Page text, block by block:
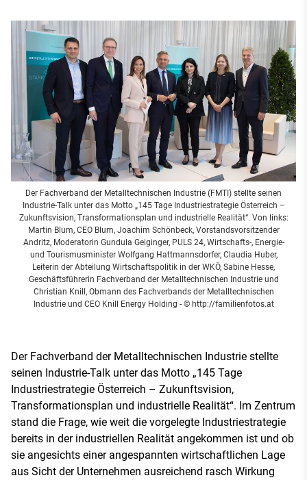
Der Fachverband der Metalltechnischen Industrie (FMTI) stellte seinen
Industrie-Talk unter das Motto „145 Tage Industriestrategie Österreich –
Zukunftsvision, Transformationsplan und industrielle Realität“. Von links:
Martin Blum, CEO Blum, Joachim Schönbeck, Vorstandsvorsitzender
Andritz, Moderatorin Gundula Geiginger, PULS 24, Wirtschafts-, Energie-
und Tourismusminister Wolfgang Hattmannsdorfer, Claudia Huber,
Leiterin der Abteilung Wirtschaftspolitik in der WKÖ, Sabine Hesse,
Geschäftsführerin Fachverband der Metalltechnischen Industrie und
Christian Knill, Obmann des Fachverbands der Metalltechnischen
Industrie und CEO Knill Energy Holding - © http://familienfotos.at
Der Fachverband der Metalltechnischen Industrie stellte
seinen Industrie-Talk unter das Motto „145 Tage
Industriestrategie Österreich – Zukunftsvision,
Transformationsplan und industrielle Realität“. Im Zentrum
stand die Frage, wie weit die vorgelegte Industriestrategie
bereits in der industriellen Realität angekommen ist und ob
sie angesichts einer angespannten wirtschaftlichen Lage
aus Sicht der Unternehmen ausreichend rasch Wirkung